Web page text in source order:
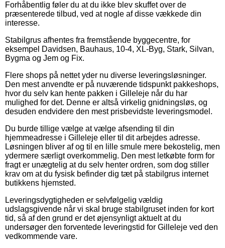
Forhåbentlig føler du at du ikke blev skuffet over de
præsenterede tilbud, ved at nogle af disse vækkede din
interesse.
Stabilgrus afhentes fra fremstående byggecentre, for
eksempel Davidsen, Bauhaus, 10-4, XL-Byg, Stark, Silvan,
Bygma og Jem og Fix.
Flere shops på nettet yder nu diverse leveringsløsninger.
Den mest anvendte er på nuværende tidspunkt pakkeshops,
hvor du selv kan hente pakken i Gilleleje når du har
mulighed for det. Denne er altså virkelig gnidningsløs, og
desuden endvidere den mest prisbevidste leveringsmodel.
Du burde tillige vælge at vælge afsending til din
hjemmeadresse i Gilleleje eller til dit arbejdes adresse.
Løsningen bliver af og til en lille smule mere bekostelig, men
ydermere særligt overkommelig. Den mest letkøbte form for
fragt er unægtelig at du selv henter ordren, som dog stiller
krav om at du fysisk befinder dig tæt på stabilgrus internet
butikkens hjemsted.
Leveringsdygtigheden er selvfølgelig vældig
udslagsgivende når vi skal bruge stabilgruset inden for kort
tid, så af den grund er det øjensynligt aktuelt at du
undersøger den forventede leveringstid for Gilleleje ved den
vedkommende vare.